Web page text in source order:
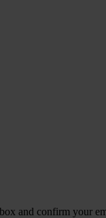
and confirm your